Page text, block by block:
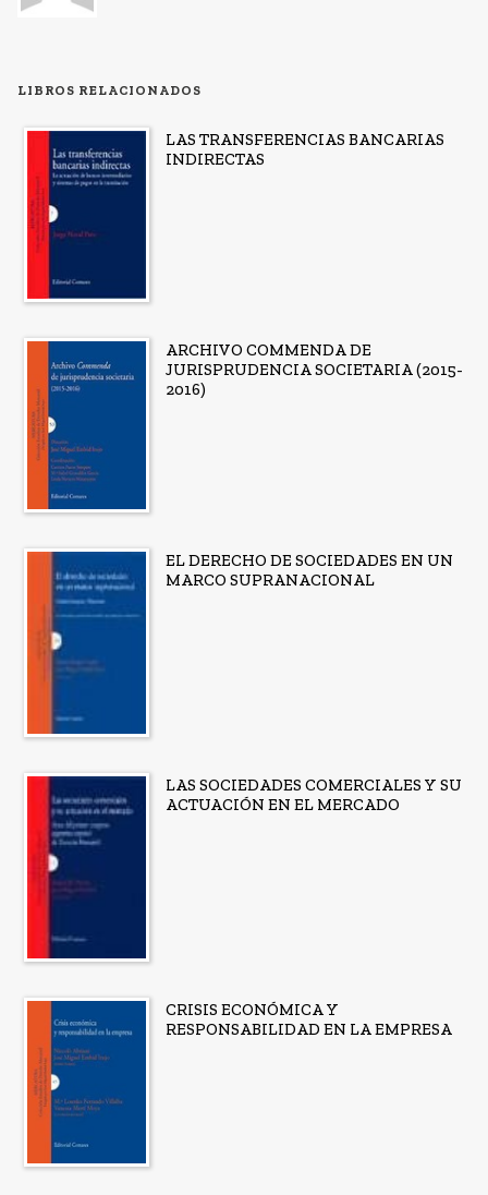
LIBROS RELACIONADOS
LAS TRANSFERENCIAS BANCARIAS
INDIRECTAS
ARCHIVO COMMENDA DE
JURISPRUDENCIA SOCIETARIA (2015-
2016)
EL DERECHO DE SOCIEDADES EN UN
MARCO SUPRANACIONAL
LAS SOCIEDADES COMERCIALES Y SU
ACTUACIÓN EN EL MERCADO
CRISIS ECONÓMICA Y
RESPONSABILIDAD EN LA EMPRESA